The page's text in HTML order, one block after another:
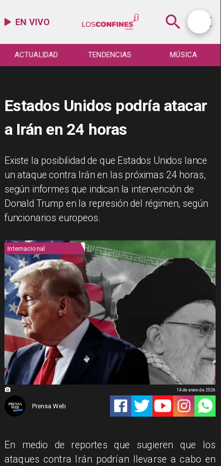
EN VIVO
ACTUALIDAD TENDENCIAS MÚSICA
Estados Unidos podría atacar
a Irán en 24 horas
Existe la posibilidad de que Estados Unidos lance
un ataque contra Irán en las próximas 24 horas,
según informes que indican la intervención de
Donald Trump en la represión del régimen, según
funcionarios europeos.
Internacional
Prensa Web
14 de enero de 2026
En medio de reportes que sugieren que los
ataques contra Irán podrían llevarse a cabo en